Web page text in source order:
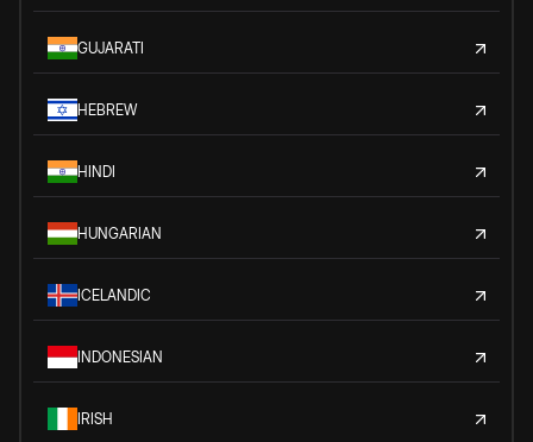
GUJARATI
HEBREW
HINDI
HUNGARIAN
ICELANDIC
INDONESIAN
IRISH